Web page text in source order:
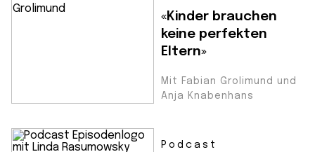
«Kinder brauchen
keine perfekten
Eltern»
Mit Fabian Grolimund und
Anja Knabenhans
Podcast